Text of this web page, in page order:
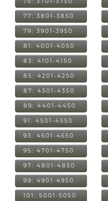
77: 3801-3850
79: 3901-3950
81: 4001-4050
83: 4101-4150
85: 4201-4250
87: 4301-4350
89: 4401-4450
91: 4501-4550
93: 4601-4650
95: 4701-4750
97: 4801-4850
99: 4901-4950
101: 5001-5050